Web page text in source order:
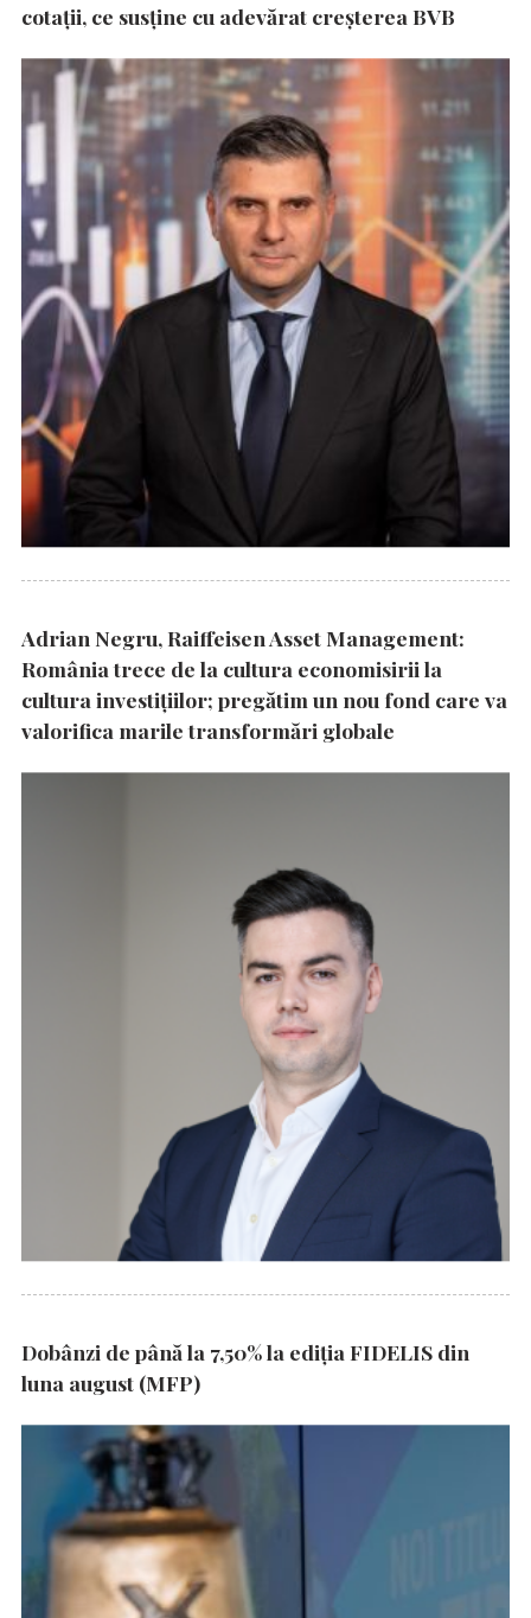
cotații, ce susține cu adevărat creșterea BVB
Adrian Negru, Raiffeisen Asset Management:
România trece de la cultura economisirii la
cultura investițiilor; pregătim un nou fond care va
valorifica marile transformări globale
Dobânzi de până la 7,50% la ediția FIDELIS din
luna august (MFP)